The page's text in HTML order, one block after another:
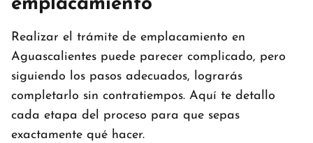
emplacamiento
Realizar el trámite de emplacamiento en
Aguascalientes puede parecer complicado, pero
siguiendo los pasos adecuados, lograrás
completarlo sin contratiempos. Aquí te detallo
cada etapa del proceso para que sepas
exactamente qué hacer.